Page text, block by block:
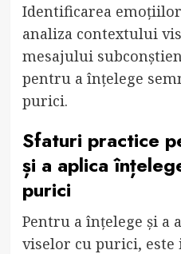
Identificarea
analiza contextului
mesajului
pentru a înțelege
purici.
Sfaturi practice
și a aplica
purici
Pentru a înțelege și a
viselor cu purici, este